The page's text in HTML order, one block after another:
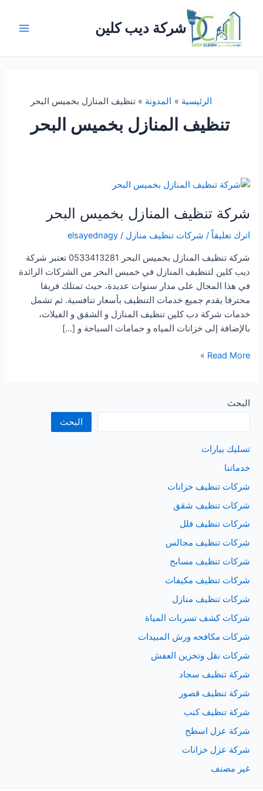
شركة ديب كلين
الرئيسية المدونة تنظيف المنازل بخميس البحر
تنظيف المنازل بخميس البحر
شركة تنظيف المنازل بخميس البحر
اترك تعليقاً / شركات تنظيف منازل /
elsayednagy
شركة تنظيف المنازل بخميس البحر 0533413281 تعتبر شركة
ديب كلين لتنظيف المنازل في خميس البحر من الشركات الرائدة
في هذا المجال على مدار سنوات عديدة، حيث تمتلك فريقا
محترفا يقدم جميع خدمات التنظيف بأسعار تنافسية. ثم تشمل
خدمات شركة دب كلين تنظيف المنازل و الشقق و الفيلات،
بالإضافة إلى خزانات المياه و حمامات السباحة و […]
شركة
بخميس
البحر
Read More »
البحث
البحث
تسليك بيارات
خدماتنا
شركات تنظيف خزانات
شركات تنظيف شقق
شركات تنظيف فلل
شركات تنظيف مجالس
شركات تنظيف مسابح
شركات تنظيف مكيفات
شركات تنظيف منازل
شركات كشف تسربات المياة
شركات مكافحه ورش المبيدات
شركات نقل وتخزين العفش
شركة تنظيف سجاد
شركة تنظيف قصور
شركة تنظيف كنب
شركة عزل اسطح
شركة عزل خزانات
غير مصنف